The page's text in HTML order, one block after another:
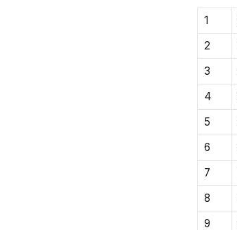
1
2
3
4
5
6
7
8
9